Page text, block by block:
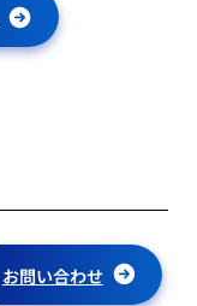
お問い合わせ